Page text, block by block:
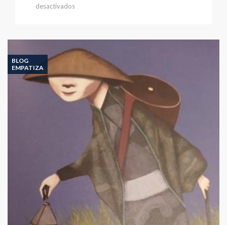
desactivados
(12-
5-
2021)
BLOG
EMPATIZA